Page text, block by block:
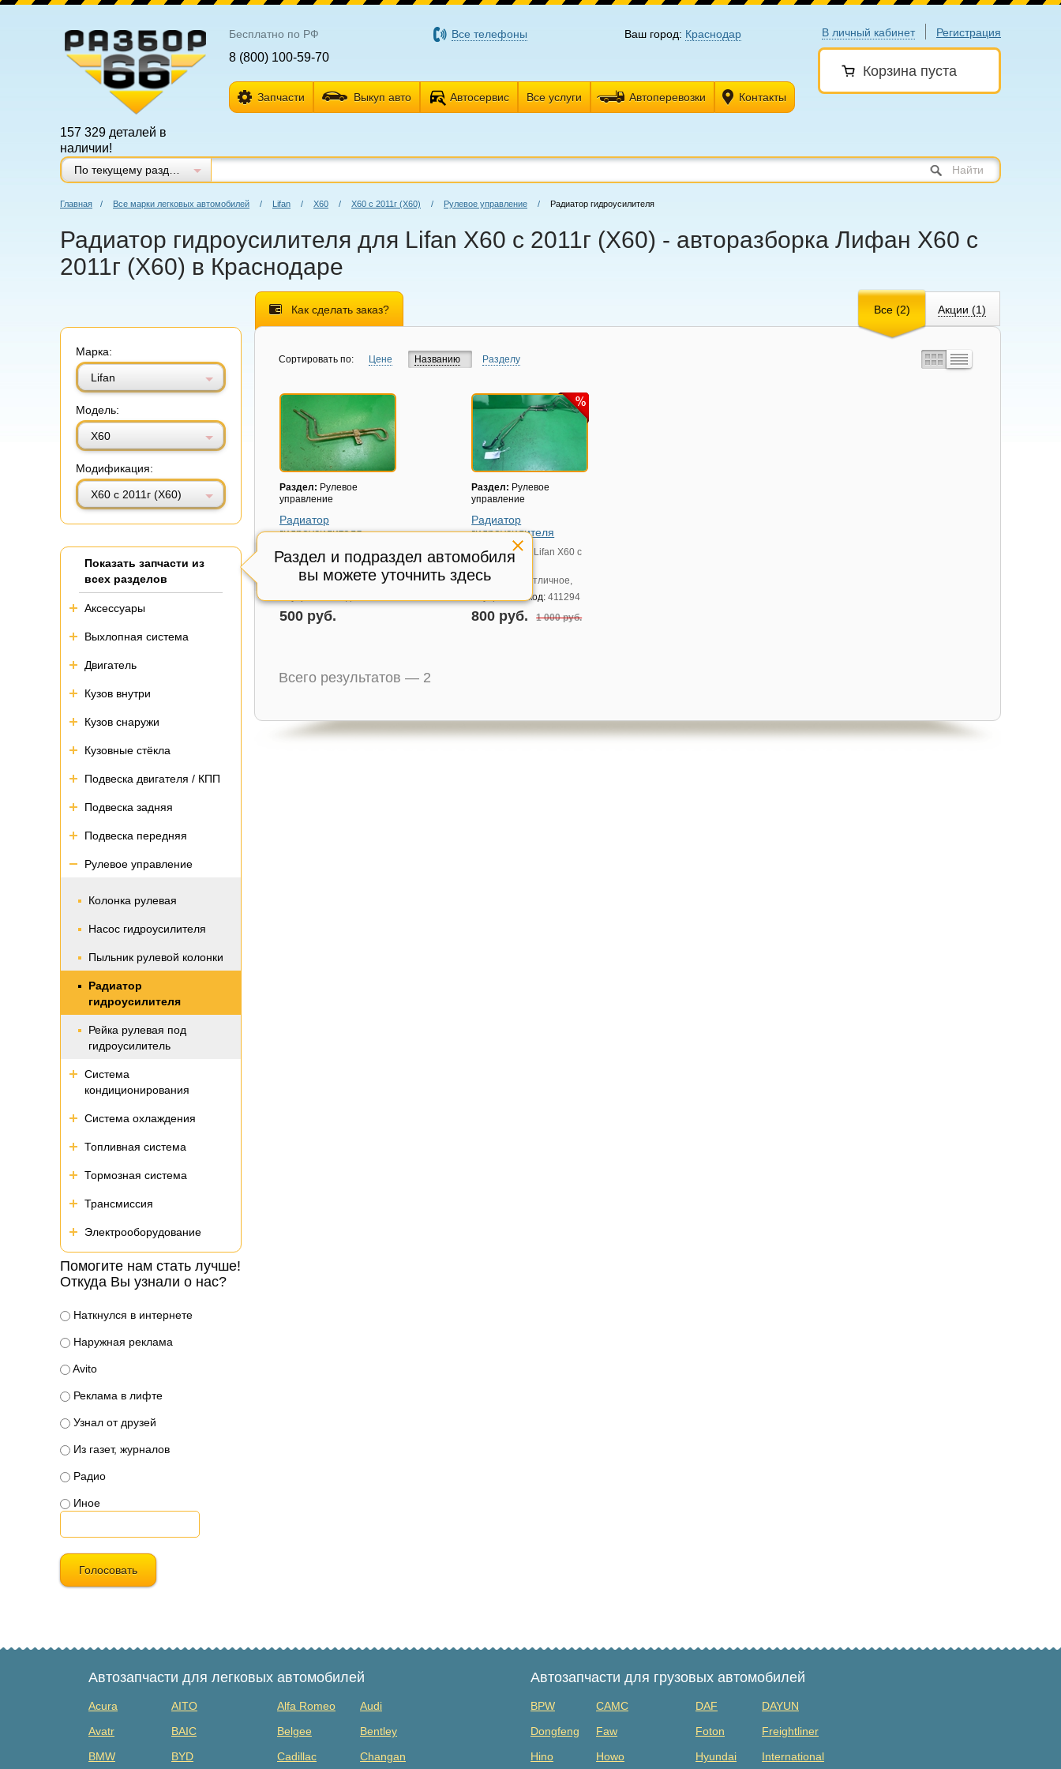
В личный кабинет Регистрация
Корзина пуста
157 329 деталей в
наличии!
Бесплатно по РФ
8 (800) 100-59-70
Все телефоны Ваш город: Краснодар
Запчасти Выкуп авто Автосервис Все услуги Автоперевозки Контакты
Найти
Главная / Все марки легковых автомобилей / Lifan / Х60 / X60 с 2011г (Х60) / Рулевое управление / Радиатор гидроусилителя
Радиатор гидроусилителя для Lifan X60 с 2011г (Х60) - авторазборка Лифан X60 с
2011г (Х60) в Краснодаре
Марка:
Lifan
Модель:
Х60
Модификация:
X60 с 2011г (Х60)
Раздел и подраздел автомобиля
вы можете уточнить здесь
Показать запчасти из
всех разделов
Аксессуары
Выхлопная система
Двигатель
Кузов внутри
Кузов снаружи
Кузовные стёкла
Подвеска двигателя / КПП
Подвеска задняя
Подвеска передняя
Рулевое управление
Колонка рулевая
Насос гидроусилителя
Пыльник рулевой колонки
Радиатор
гидроусилителя
Рейка рулевая под
гидроусилитель
Система
кондиционирования
Система охлаждения
Топливная система
Тормозная система
Трансмиссия
Электрооборудование
Помогите нам стать лучше!
Откуда Вы узнали о нас?
Наткнулся в интернете
Наружная реклама
Avito
Реклама в лифте
Узнал от друзей
Из газет, журналов
Радио
Иное
Голосовать
Все (2) Акции (1)
Как сделать заказ?
Сортировать по: Цене Названию Разделу
Раздел: Рулевое
управление
Радиатор
гидроусилителя
Модель авто: Lifan X60 с
2011г (Х60)
Состояние:Отличное,
500 руб.
Раздел: Рулевое
управление
Радиатор
гидроусилителя
Модель авто:
Lifan X60 с
2011г (Х60)
Состояние:
Отличное,
Внутренний код:411294
800 руб.1 000 руб.
Всего результатов — 2
Автозапчасти для легковых автомобилей
Acura AITO Alfa Romeo
Audi
Avatr
BAIC Belgee
Bentley
BMW
BYD Cadillac Changan
Автозапчасти для грузовых автомобилей
BPW CAMC DAF
DAYUN
Dongfeng
Faw Foton
Freightliner
Hino
Howo Hyundai International